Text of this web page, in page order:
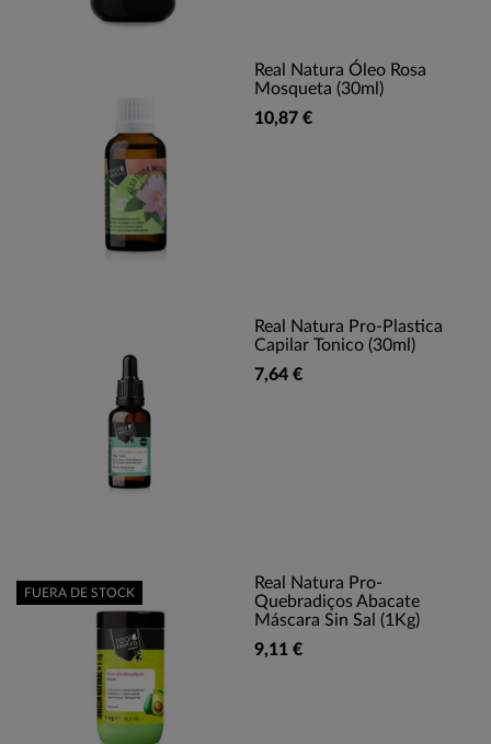
Real Natura Óleo Rosa
Mosqueta (30ml)
10,87 €
Real Natura Pro-Plastica
Capilar Tonico (30ml)
7,64 €
Real Natura Pro-
Quebradiços Abacate
Máscara Sin Sal (1Kg)
9,11 €
FUERA DE STOCK